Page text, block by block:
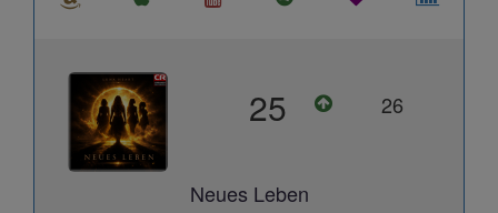
25 26
Neues Leben